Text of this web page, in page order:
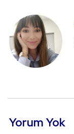
Yorum Yok